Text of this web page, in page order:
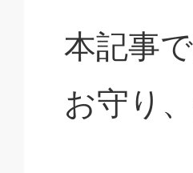
本記事
お守り